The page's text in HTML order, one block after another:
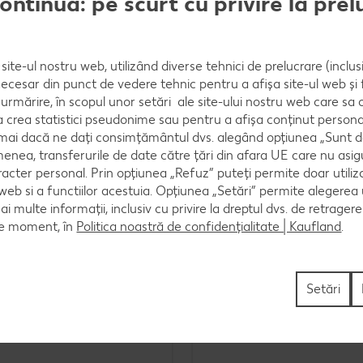
Le așezi pe un platou și pui pe ele
tăiat în rondele, cu fâșii de gogoșar și de
tine
ul nostru web, utilizând diverse tehnici de prelucrare
din punct de vedere tehnic pentru a afișa site-ul web și
în scopul unor setări ale site-ului nostru web care sa
crea statistici pseudonime sau pentru a afișa conținut
dacă ne dați consimțământul dvs. alegând opțiunea „Sunt
transferurile de date către țări din afara UE care nu
personal. Prin opțiunea „Refuz” puteți permite doar
si a functiilor acestuia. Opțiunea „Setări” permite alegerea
multe informații, inclusiv cu privire la dreptul dvs. de
moment, în Politica noastră de confidențialitate | Kaufland.
Setări